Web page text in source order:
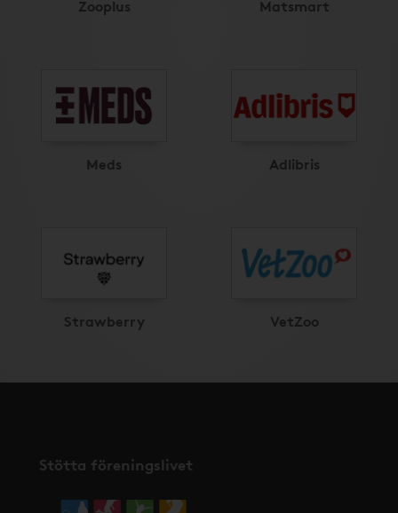
Zooplus Matsmart
Meds Adlibris
Strawberry VetZoo
Stötta föreningslivet